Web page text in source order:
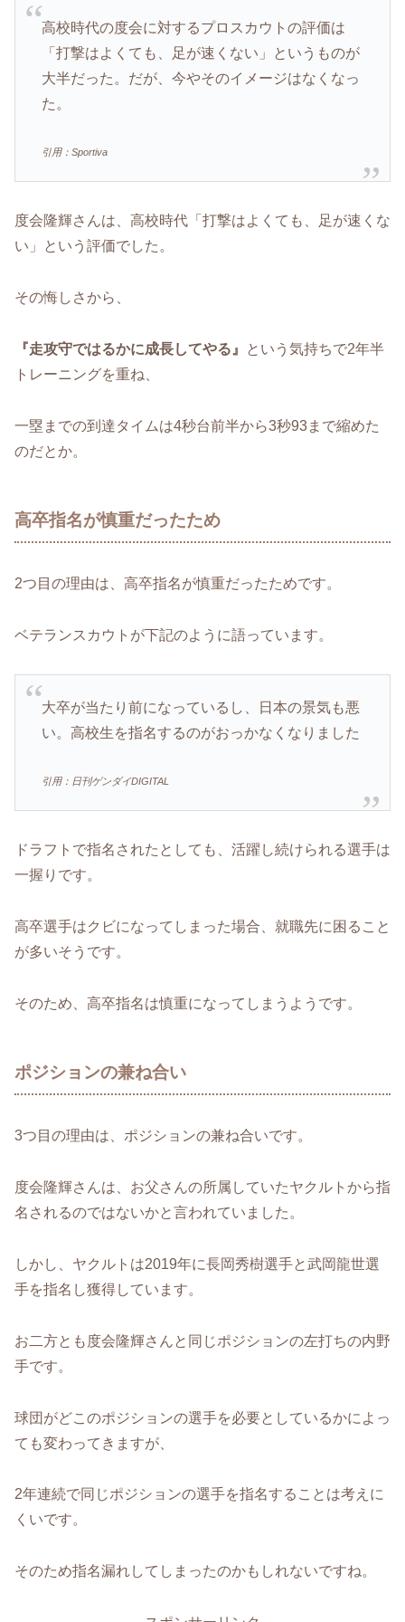
高校時代の度会に対するプロスカウトの評価は
「打撃はよくても、足が速くない」というものが
大半だった。だが、今やそのイメージはなくなっ
た。
引用：Sportiva
度会隆輝さんは、高校時代「打撃はよくても、足が速くな
い」という評価でした。
その悔しさから、
『走攻守ではるかに成長してやる』
という気持ちで2年半
トレーニングを重ね、
一塁までの到達タイムは4秒台前半から3秒93まで縮めた
のだとか。
高卒指名が慎重だったため
2つ目の理由は、高卒指名が慎重だったためです。
ベテランスカウトが下記のように語っています。
大卒が当たり前になっているし、日本の景気も悪
い。高校生を指名するのがおっかなくなりました
引用：日刊ゲンダイDIGITAL
ドラフトで指名されたとしても、活躍し続けられる選手は
一握りです。
高卒選手はクビになってしまった場合、就職先に困ること
が多いそうです。
そのため、高卒指名は慎重になってしまうようです。
ポジションの兼ね合い
3つ目の理由は、ポジションの兼ね合いです。
度会隆輝さんは、お父さんの所属していたヤクルトから指
名されるのではないかと言われていました。
しかし、ヤクルトは2019年に長岡秀樹選手と武岡龍世選
手を指名し獲得しています。
お二方とも度会隆輝さんと同じポジションの左打ちの内野
手です。
球団がどこのポジションの選手を必要としているかによっ
ても変わってきますが、
2年連続で同じポジションの選手を指名することは考えに
くいです。
そのため指名漏れしてしまったのかもしれないですね。